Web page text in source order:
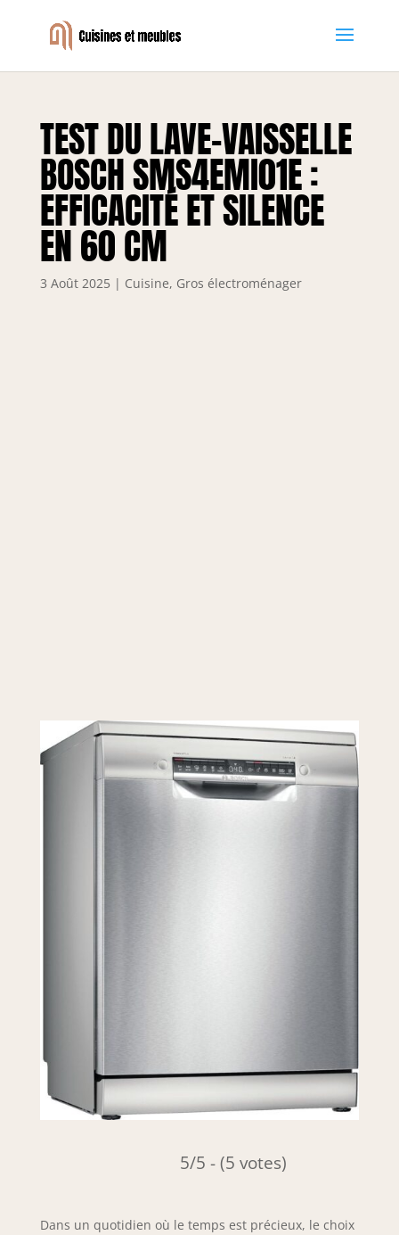
TEST DU LAVE-VAISSELLE
BOSCH SMS4EMI01E :
EFFICACITÉ ET SILENCE
EN 60 CM
3 Août 2025 | Cuisine, Gros électroménager
5/5 - (5 votes)
Dans un quotidien où le temps est précieux, le choix